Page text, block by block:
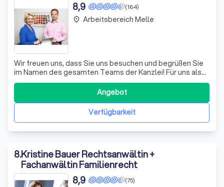
(164)
8,9
Wir freuen uns, dass Sie uns besuchen und begrüßen Sie
im Namen des gesamten Teams der Kanzlei! Für uns als
Kanzlei und unsere Rechtsexperten stehen Sie und Ihre
maßgeschneiderte Beratung im Mittelpunkt. Jeder Fall ist
anders gelagert, daher gibt es bei uns auch keine
Rechtsberatung „von der Stange
Verfügbarkeit
Angebot
place Arbeitsbereich Melle
8.Kristine Bauer Rechtsanwältin +
Fachanwältin Familienrecht
(75)
8,9